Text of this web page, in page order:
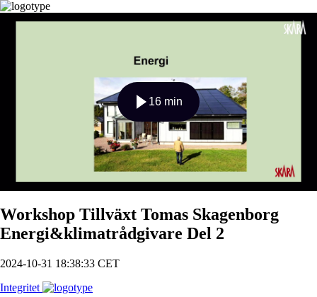
16 min
Spela
Workshop Tillväxt Tomas Skagenborg
Energi&klimatrådgivare Del 2
2024-10-31 18:38:33 CET
Integritet